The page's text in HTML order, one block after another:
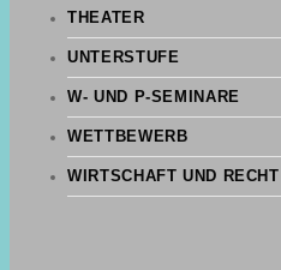
THEATER
UNTERSTUFE
W- UND P-SEMINARE
WETTBEWERB
WIRTSCHAFT UND RECHT